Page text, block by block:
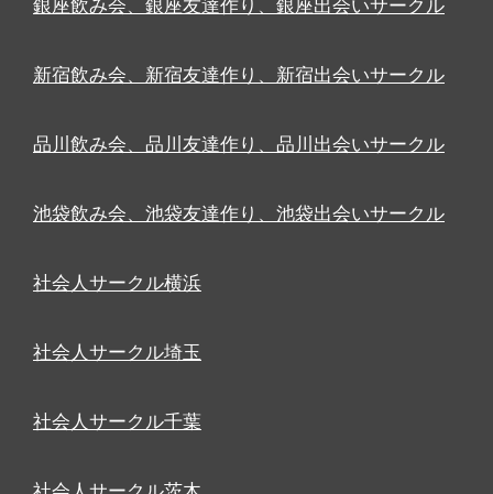
銀座飲み会、銀座友達作り、銀座出会いサークル
新宿飲み会、新宿友達作り、新宿出会いサークル
品川飲み会、品川友達作り、品川出会いサークル
池袋飲み会、池袋友達作り、池袋出会いサークル
社会人サークル横浜
社会人サークル埼玉
社会人サークル千葉